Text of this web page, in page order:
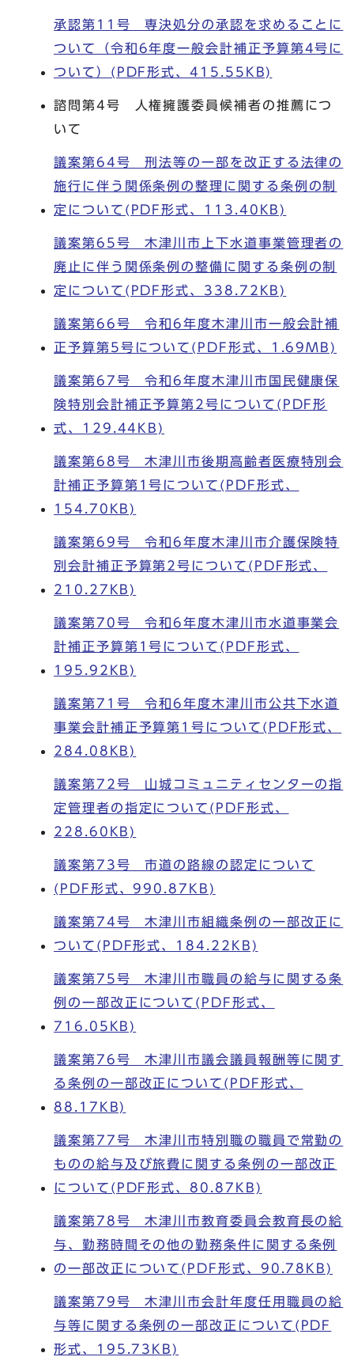
承認第11号 専決処分の承認を求めることに
ついて（令和6年度一般会計補正予算第4号に
ついて）(PDF形式、415.55KB)
諮問第4号 人権擁護委員候補者の推薦につ
いて
議案第64号 刑法等の一部を改正する法律の
施行に伴う関係条例の整理に関する条例の制
定について(PDF形式、113.40KB)
議案第65号 木津川市上下水道事業管理者の
廃止に伴う関係条例の整備に関する条例の制
定について(PDF形式、338.72KB)
議案第66号 令和6年度木津川市一般会計補
正予算第5号について(PDF形式、1.69MB)
議案第67号 令和6年度木津川市国民健康保
険特別会計補正予算第2号について(PDF形
式、129.44KB)
議案第68号 木津川市後期高齢者医療特別会
計補正予算第1号について(PDF形式、
154.70KB)
議案第69号 令和6年度木津川市介護保険特
別会計補正予算第2号について(PDF形式、
210.27KB)
議案第70号 令和6年度木津川市水道事業会
計補正予算第1号について(PDF形式、
195.92KB)
議案第71号 令和6年度木津川市公共下水道
事業会計補正予算第1号について(PDF形式、
284.08KB)
議案第72号 山城コミュニティセンターの指
定管理者の指定について(PDF形式、
228.60KB)
議案第73号 市道の路線の認定について
(PDF形式、990.87KB)
議案第74号 木津川市組織条例の一部改正に
ついて(PDF形式、184.22KB)
議案第75号 木津川市職員の給与に関する条
例の一部改正について(PDF形式、
716.05KB)
議案第76号 木津川市議会議員報酬等に関す
る条例の一部改正について(PDF形式、
88.17KB)
議案第77号 木津川市特別職の職員で常勤の
ものの給与及び旅費に関する条例の一部改正
について(PDF形式、80.87KB)
議案第78号 木津川市教育委員会教育長の給
与、勤務時間その他の勤務条件に関する条例
の一部改正について(PDF形式、90.78KB)
議案第79号 木津川市会計年度任用職員の給
与等に関する条例の一部改正について(PDF
形式、195.73KB)